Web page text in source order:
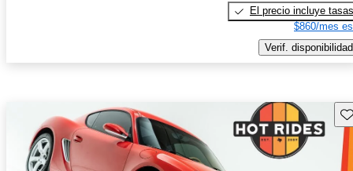
El precio incluye tasas
$860/mes
Verif. disponibilidad